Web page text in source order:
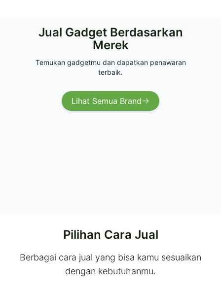
Jual Gadget Berdasarkan
Merek
Temukan gadgetmu dan dapatkan penawaran
terbaik.
Lihat Semua Brand
Pilihan Cara Jual
Berbagai cara jual yang bisa kamu sesuaikan
dengan kebutuhanmu.